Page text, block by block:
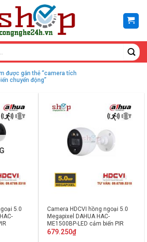
được gắn thẻ “camera tích
chuyển động”
5.0
Camera HDCVI hồng ngoại 5.0
Megapixel DAHUA HAC-
ME1500BP-LED cảm biến PIR
679.250₫